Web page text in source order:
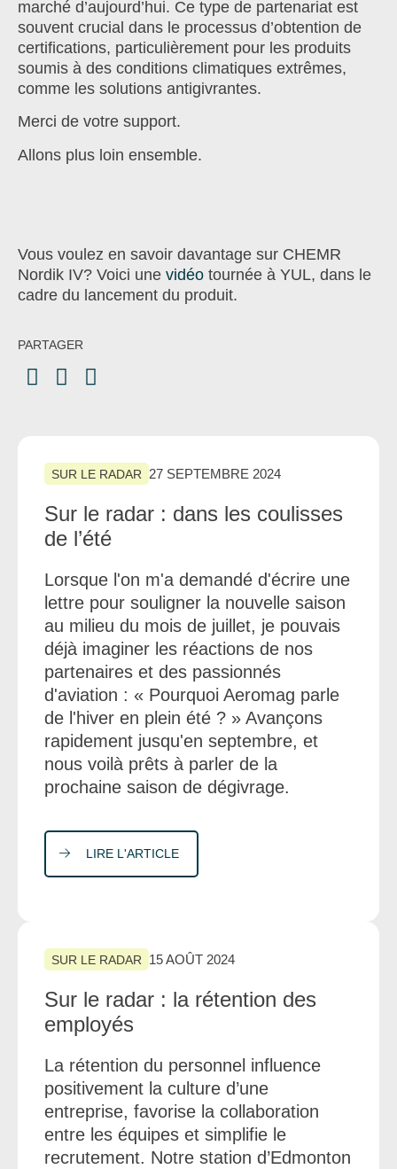
marché d’aujourd’hui. Ce type de partenariat est
souvent crucial dans le processus d’obtention de
certifications, particulièrement pour les produits
soumis à des conditions climatiques extrêmes,
comme les solutions antigivrantes.
Merci de votre support.
Allons plus loin ensemble.
Vous voulez en savoir davantage sur CHEMR
Nordik IV? Voici une vidéo tournée à YUL, dans le
cadre du lancement du produit.
PARTAGER
SUR LE RADAR 27 SEPTEMBRE 2024
Sur le radar : dans les coulisses
de l’été
Lorsque l'on m'a demandé d'écrire une
lettre pour souligner la nouvelle saison
au milieu du mois de juillet, je pouvais
déjà imaginer les réactions de nos
partenaires et des passionnés
d'aviation : « Pourquoi Aeromag parle
de l'hiver en plein été ? » Avançons
rapidement jusqu'en septembre, et
nous voilà prêts à parler de la
prochaine saison de dégivrage.
LIRE L'ARTICLE
SUR LE RADAR 15 AOÛT 2024
Sur le radar : la rétention des
employés
La rétention du personnel influence
positivement la culture d’une
entreprise, favorise la collaboration
entre les équipes et simplifie le
recrutement. Notre station d’Edmonton